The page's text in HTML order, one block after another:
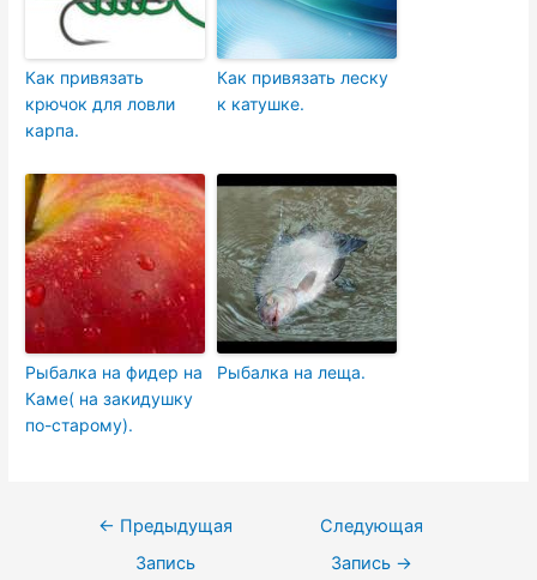
Как привязать
крючок для ловли
карпа.
Как привязать леску
к катушке.
Рыбалка на фидер на
Каме( на закидушку
по-старому).
Рыбалка на леща.
Навигация
← Предыдущая
Запись
Следующая
Запись →